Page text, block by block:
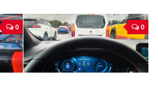
0 0